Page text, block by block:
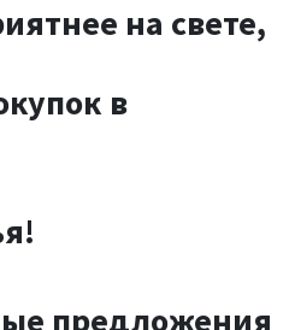
на свете,
в
предложения